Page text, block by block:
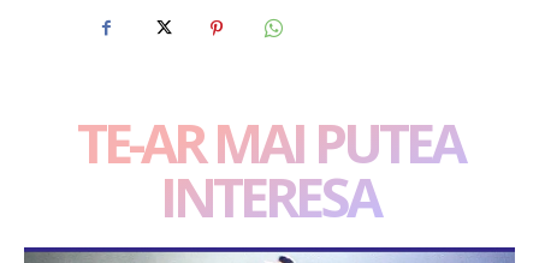
TE-AR MAI PUTEA
INTERESA